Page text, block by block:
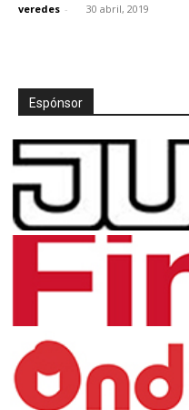
veredes - 30 abril, 2019
Espónsor